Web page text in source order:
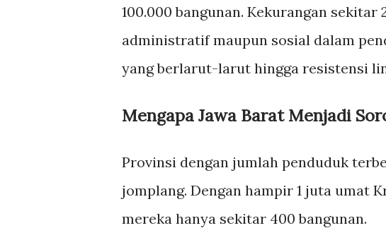
100.000 bangunan. Kekurangan
administratif maupun sosial dalam
yang berlarut-larut hingga resistensi
Mengapa Jawa Barat Menjadi
Provinsi dengan jumlah penduduk
jomplang. Dengan hampir 1 juta umat
mereka hanya sekitar 400 bangunan.